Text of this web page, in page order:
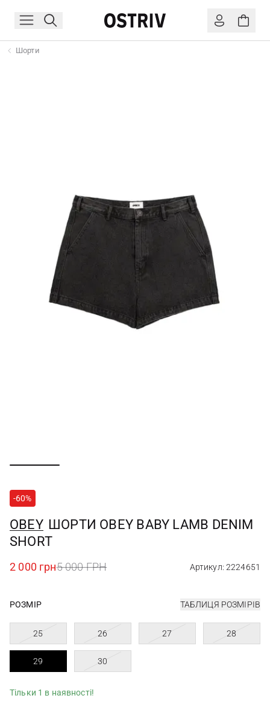
Шорти
-60%
OBEY ШОРТИ OBEY BABY LAMB DENIM
SHORT
2 000 грн5 000 ГРН Артикул: 2224651
РОЗМІР ТАБЛИЦЯ РОЗМІРІВ
25 26 27 28
29 30
Тільки 1 в наявності!